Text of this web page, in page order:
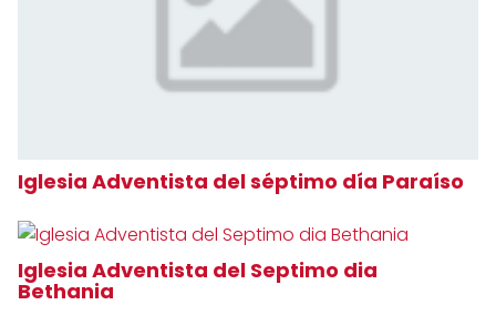
Iglesia Adventista del séptimo día Paraíso
Iglesia Adventista del Septimo dia
Bethania